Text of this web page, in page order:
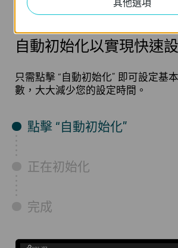
自動初始化以實現快速
只需點擊 “自動初始化” 即可設定基
數，大大減少您的設定時間。
點擊 “自動初始化”
正在初始化
完成